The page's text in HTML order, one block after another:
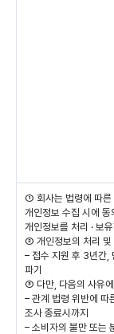
① 회사는 법령에 따른
개인정보 수집 시에 동
개인정보를 처리 · 보
② 개인정보의 처리 및
– 접수 지원 후 3년간,
파기
③ 다만, 다음의 사유
– 관계 법령 위반에 따
조사 종료시까지
– 소비자의 불만 또는